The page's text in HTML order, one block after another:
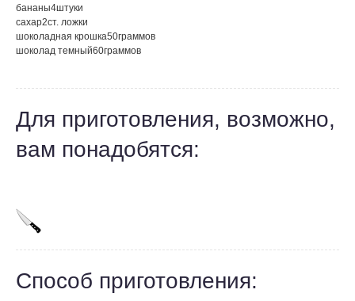
бананы4штуки
сахар2ст. ложки
шоколадная крошка50граммов
шоколад темный60граммов
Для приготовления, возможно,
вам понадобятся:
Способ приготовления: